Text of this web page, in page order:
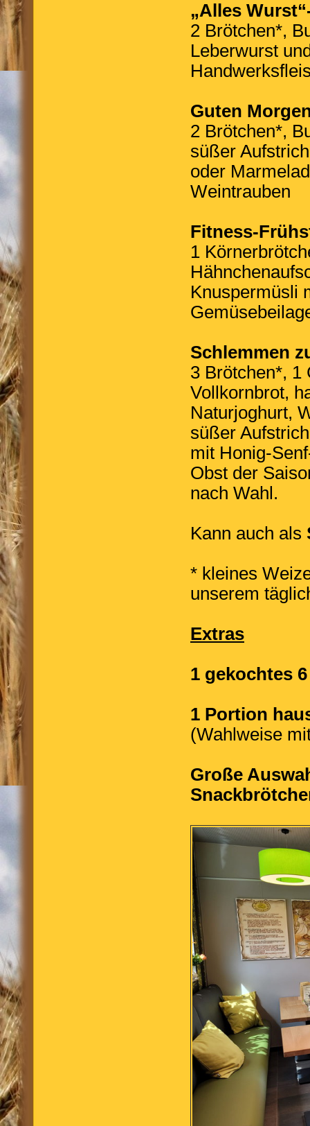
„Alles
2 Brötchen*,
Leberwurst
Guten
2 Brötchen*,
süßer
oder
Weintrauben
Fitness-
1
Knuspermüsli
Schlemmen
3 Brötchen*, 1
Vollkornbrot,
Naturjoghurt,
süßer
mit Honig-
Obst der
nach Wahl.
Kann auch als
* kleines
unserem
Extras
1 gekochtes
1 Portion
(Wahlweise
Große